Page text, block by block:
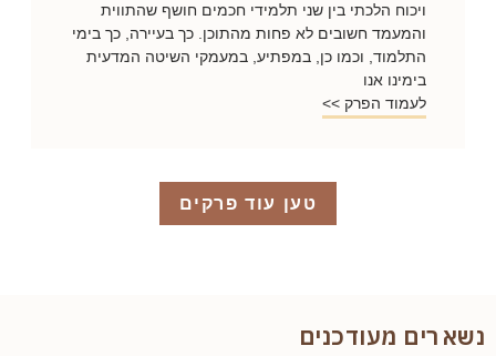
ויכוח הלכתי בין שני תלמידי חכמים חושף שהתווית
והמעמד חשובים לא פחות מהתוכן. כך בעיירה, כך בימי
התלמוד, וכמו כן, במפתיע, במעמקי השיטה המדעית
בימינו אנו
לעמוד הפרק >>
טען עוד פרקים
נשארים מעודכנים